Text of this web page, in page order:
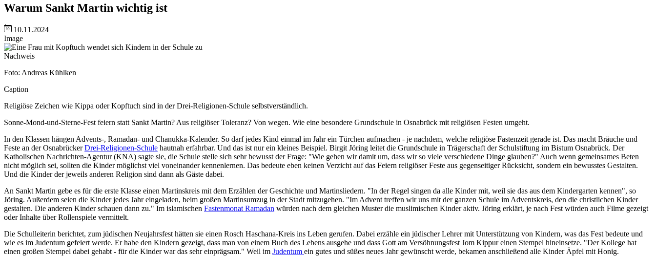
Warum Sankt Martin wichtig ist
10.11.2024
Image
Nachweis
Foto: Andreas Kühlken
Caption
Religiöse Zeichen wie Kippa oder Kopftuch sind in der Drei-Religionen-Schule selbstverständlich.
Sonne-Mond-und-Sterne-Fest feiern statt Sankt Martin? Aus religiöser Toleranz? Von wegen. Wie eine besondere Grundschule in Osnabrück mit religiösen Festen umgeht.
In den Klassen hängen Advents-, Ramadan- und Chanukka-Kalender. So darf jedes Kind einmal im Jahr ein Türchen aufmachen - je nachdem, welche religiöse Fastenzeit gerade ist. Das macht Bräuche und
Feste an der OsnabrückerDrei-Religionen-Schule hautnah erfahrbar. Und das ist nur ein kleines Beispiel. Birgit Jöring leitet die Grundschule in Trägerschaft der Schulstiftung im Bistum Osnabrück. Der
Katholischen Nachrichten-Agentur (KNA) sagte sie, die Schule stelle sich sehr bewusst der Frage: "Wie gehen wir damit um, dass wir so viele verschiedene Dinge glauben?" Auch wenn gemeinsames Beten
nicht möglich sei, sollten die Kinder möglichst viel voneinander kennenlernen. Das bedeute eben keinen Verzicht auf das Feiern religiöser Feste aus gegenseitiger Rücksicht, sondern ein bewusstes Gestalten.
Und die Kinder der jeweils anderen Religion sind dann als Gäste dabei.
An Sankt Martin gebe es für die erste Klasse einen Martinskreis mit dem Erzählen der Geschichte und Martinsliedern. "In der Regel singen da alle Kinder mit, weil sie das aus dem Kindergarten kennen", so
Jöring. Außerdem seien die Kinder jedes Jahr eingeladen, beim großen Martinsumzug in der Stadt mitzugehen. "Im Advent treffen wir uns mit der ganzen Schule im Adventskreis, den die christlichen Kinder
gestalten. Die anderen Kinder schauen dann zu." Im islamischen Fastenmonat Ramadan würden nach dem gleichen Muster die muslimischen Kinder aktiv. Jöring erklärt, je nach Fest würden auch Filme gezeigt
oder Inhalte über Rollenspiele vermittelt.
Die Schulleiterin berichtet, zum jüdischen Neujahrsfest hätten sie einen Rosch Haschana-Kreis ins Leben gerufen. Dabei erzähle ein jüdischer Lehrer mit Unterstützung von Kindern, was das Fest bedeute und
wie es im Judentum gefeiert werde. Er habe den Kindern gezeigt, dass man von einem Buch des Lebens ausgehe und dass Gott am Versöhnungsfest Jom Kippur einen Stempel hineinsetze. "Der Kollege hat
einen großen Stempel dabei gehabt - für die Kinder war das sehr einprägsam." Weil im Judentum ein gutes und süßes neues Jahr gewünscht werde, bekamen anschließend alle Kinder Äpfel mit Honig.